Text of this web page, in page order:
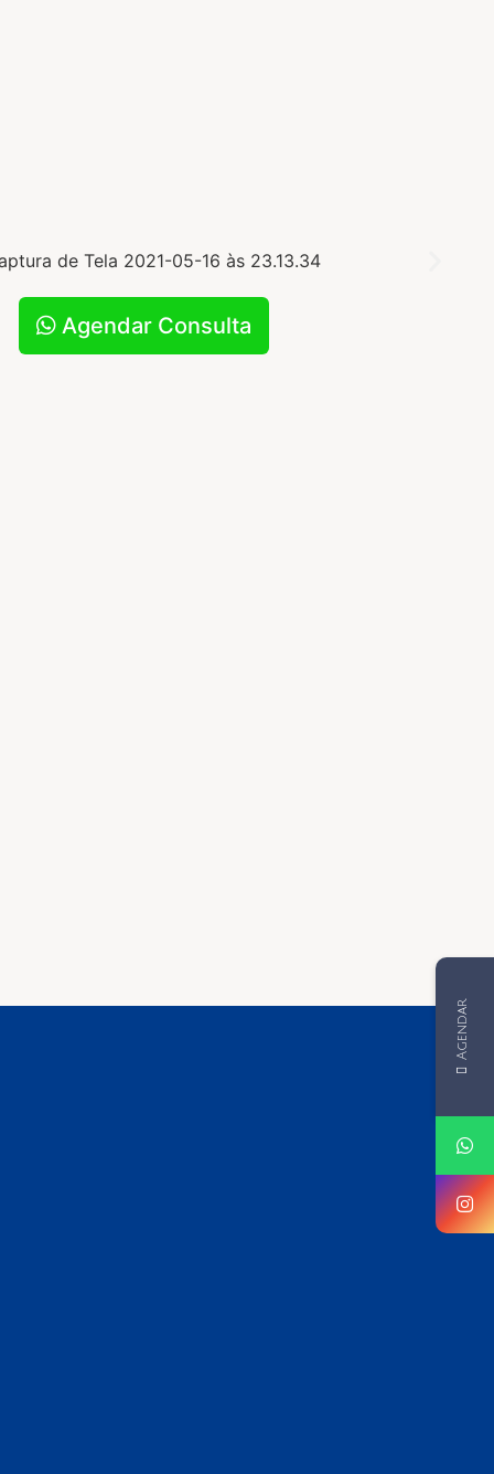
Agendar Consulta
Agendar